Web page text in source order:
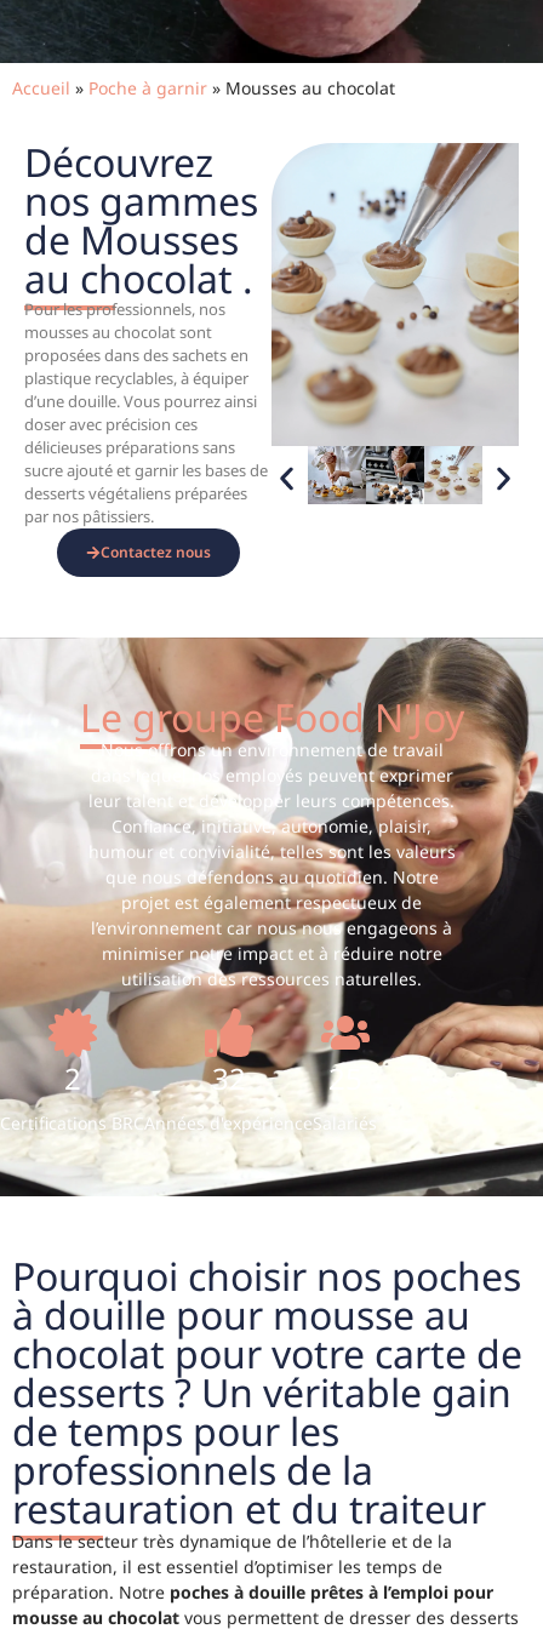
Accueil » Poche à garnir » Mousses au chocolat
Découvrez
nos gammes
de Mousses
au chocolat .
Pour les professionnels, nos
mousses au chocolat sont
proposées dans des sachets en
plastique recyclables, à équiper
d’une douille. Vous pourrez ainsi
doser avec précision ces
délicieuses préparations sans
sucre ajouté et garnir les bases de
desserts végétaliens préparées
par nos pâtissiers.
Contactez nous
Le groupe Food N'Joy
Nous offrons un environnement de travail
dans lequel nos employés peuvent exprimer
leur talent et développer leurs compétences.
Confiance, initiative, autonomie, plaisir,
humour et convivialité, telles sont les valeurs
que nous défendons au quotidien. Notre
projet est également respectueux de
l’environnement car nous nous engageons à
minimiser notre impact et à réduire notre
utilisation des ressources naturelles.
2
Certifications BRC
32
Années d'expérience
25
Salariés
Pourquoi choisir nos poches
à douille pour mousse au
chocolat pour votre carte de
desserts ? Un véritable gain
de temps pour les
professionnels de la
restauration et du traiteur
Dans le secteur très dynamique de l’hôtellerie et de la
restauration, il est essentiel d’optimiser les temps de
préparation. Notre poches à douille prêtes à l’emploi pour
mousse au chocolat vous permettent de dresser des desserts